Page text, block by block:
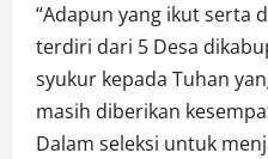
“Adapun yang ikut serta
terdiri dari 5 Desa
syukur kepada Tuhan
masih diberikan
Dalam seleksi untuk